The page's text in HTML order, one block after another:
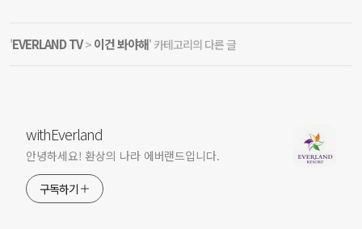
'EVERLAND TV> 이건 봐야해' 카테고리의 다른 글
withEverland
안녕하세요! 환상의 나라 에버랜드입니다.
구독하기